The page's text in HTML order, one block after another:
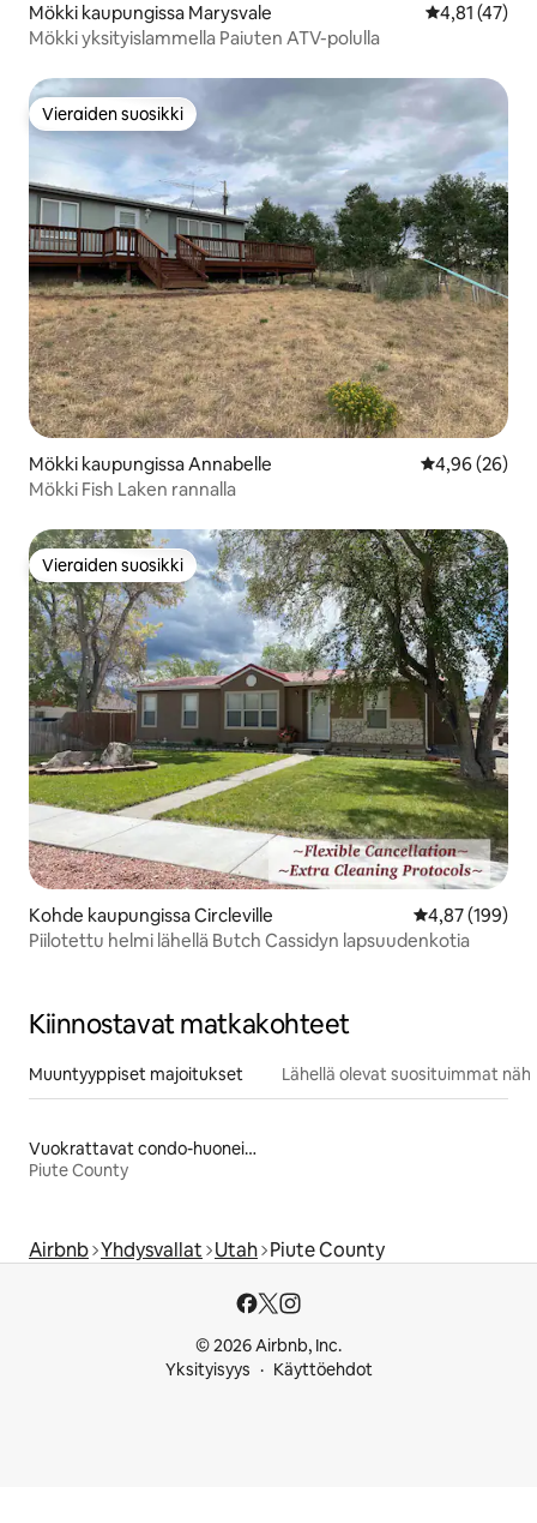
Mökki kaupungissa Marysvale
4,81 (47)
Mökki yksityislammella Paiuten ATV-polulla
Vieraiden suosikki
Vieraiden suosikki
Mökki kaupungissa Annabelle
4,96 (26)
Mökki Fish Laken rannalla
Vieraiden suosikki
Vieraiden suosikki
Kohde kaupungissa Circleville
4,87 (199)
Piilotettu helmi lähellä Butch Cassidyn lapsuudenkotia
Kiinnostavat matkakohteet
Muuntyyppiset majoitukset Lähellä olevat suosituimmat
Vuokrattavat condo-huoneistot
Piute County
Airbnb Yhdysvallat Utah Piute County
© 2026 Airbnb, Inc.
Yksityisyys
Käyttöehdot